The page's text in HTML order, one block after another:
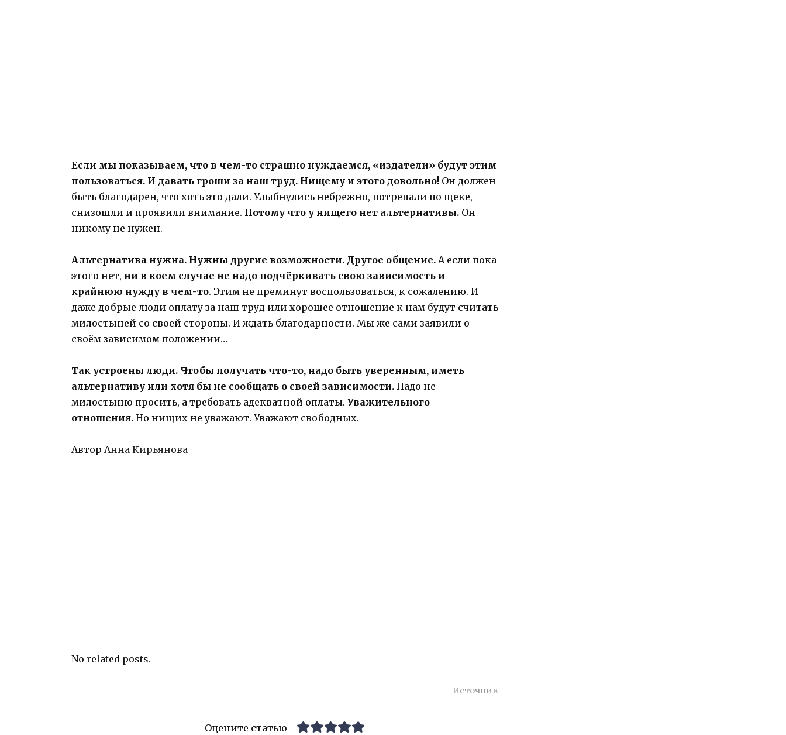
Если мы показываем, что в чем-то страшно нуждаемся, «издатели» будут этим
пользоваться. И давать гроши за наш труд. Нищему и этого довольно! Он должен
быть благодарен, что хоть это дали. Улыбнулись небрежно, потрепали по щеке,
снизошли и проявили внимание. Потому что у нищего нет альтернативы. Он
никому не нужен.
Альтернатива нужна. Нужны другие возможности. Другое общение. А если пока
этого нет, ни в коем случае не надо подчёркивать свою зависимость и
крайнюю нужду в чем-то. Этим не преминут воспользоваться, к сожалению. И
даже добрые люди оплату за наш труд или хорошее отношение к нам будут считать
милостыней со своей стороны. И ждать благодарности. Мы же сами заявили о
своём зависимом положении…
Так устроены люди. Чтобы получать что-то, надо быть уверенным, иметь
альтернативу или хотя бы не сообщать о своей зависимости. Надо не
милостыню просить, а требовать адекватной оплаты. Уважительного
отношения. Но нищих не уважают. Уважают свободных.
Автор Анна Кирьянова
No related posts.
Источник
Оцените статью